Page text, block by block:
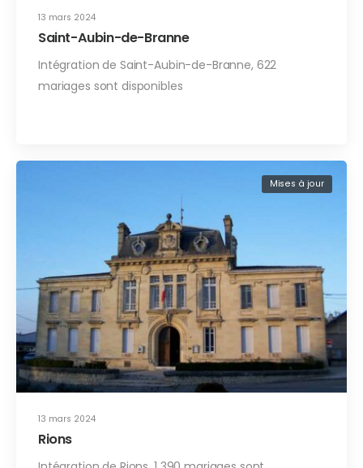
13 mars 2024
Saint-Aubin-de-Branne
Intégration de Saint-Aubin-de-Branne, 622
mariages sont disponibles
13 mars 2024
Mises à jour
Rions